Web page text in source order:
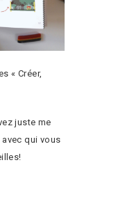
« Créer,
juste me
qui vous